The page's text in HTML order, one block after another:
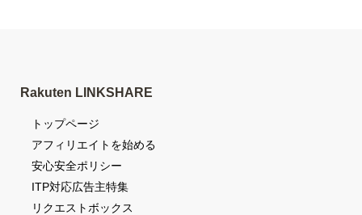
Rakuten LINKSHARE
トップページ
アフィリエイトを始める
安心安全ポリシー
ITP対応広告主特集
リクエストボックス